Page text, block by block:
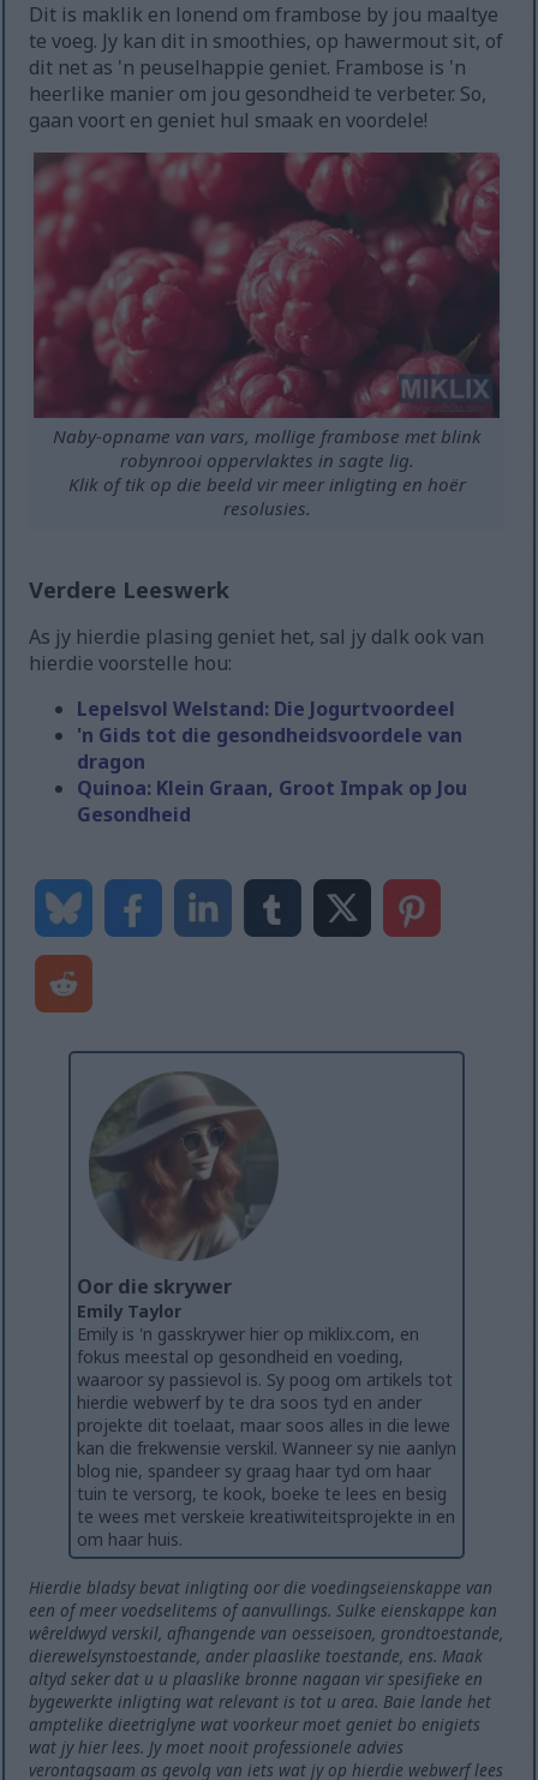
Dit is maklik en lonend om frambose by jou maaltye
te voeg. Jy kan dit in smoothies, op hawermout sit, of
dit net as 'n peuselhappie geniet. Frambose is 'n
heerlike manier om jou gesondheid te verbeter. So,
gaan voort en geniet hul smaak en voordele!
Naby-opname van vars, mollige frambose met blink
robynrooi oppervlaktes in sagte lig.
Klik of tik op die beeld vir meer inligting en hoër
resolusies.
Verdere Leeswerk
As jy hierdie plasing geniet het, sal jy dalk ook van
hierdie voorstelle hou:
Lepelsvol Welstand: Die Jogurtvoordeel
'n Gids tot die gesondheidsvoordele van
dragon
Quinoa: Klein Graan, Groot Impak op Jou
Gesondheid
Oor die skrywer
Emily Taylor
Emily is 'n gasskrywer hier op miklix.com, en
fokus meestal op gesondheid en voeding,
waaroor sy passievol is. Sy poog om artikels tot
hierdie webwerf by te dra soos tyd en ander
projekte dit toelaat, maar soos alles in die lewe
kan die frekwensie verskil. Wanneer sy nie aanlyn
blog nie, spandeer sy graag haar tyd om haar
tuin te versorg, te kook, boeke te lees en besig
te wees met verskeie kreatiwiteitsprojekte in en
om haar huis.
Hierdie bladsy bevat inligting oor die voedingseienskappe van
een of meer voedselitems of aanvullings. Sulke eienskappe kan
wêreldwyd verskil, afhangende van oesseisoen, grondtoestande,
dierewelsynstoestande, ander plaaslike toestande, ens. Maak
altyd seker dat u u plaaslike bronne nagaan vir spesifieke en
bygewerkte inligting wat relevant is tot u area. Baie lande het
amptelike dieetriglyne wat voorkeur moet geniet bo enigiets
wat jy hier lees. Jy moet nooit professionele advies
verontagsaam as gevolg van iets wat jy op hierdie webwerf lees